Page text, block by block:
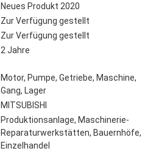
Neues Produkt 2020
Zur Verfügung gestellt
Zur Verfügung gestellt
2 Jahre
Motor, Pumpe, Getriebe, Maschine,
Gang, Lager
MITSUBISHI
Produktionsanlage, Maschinerie-
Reparaturwerkstätten, Bauernhöfe,
Einzelhandel